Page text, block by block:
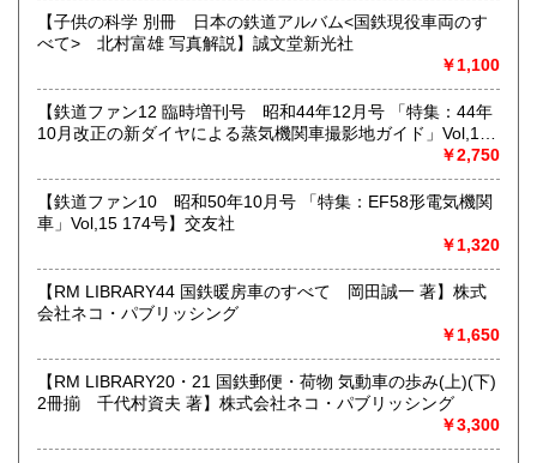
取り扱い分野
近代文献、趣味、サブカルチャー、古書一般（その他）
【子供の科学 別冊 日本の鉄道アルバム<国鉄現役車両のす
べて> 北村富雄 写真解説】誠文堂新光社
￥1,100
【鉄道ファン12 臨時増刊号 昭和44年12月号 「特集：44年
10月改正の新ダイヤによる蒸気機関車撮影地ガイド」Vol,19
￥2,750
【鉄道ファン10 昭和50年10月号 「特集：EF58形電気機関
車」Vol,15 174号】交友社
￥1,320
【RM LIBRARY44 国鉄暖房車のすべて 岡田誠一 著】株式
会社ネコ・パブリッシング
￥1,650
【RM LIBRARY20・21 国鉄郵便・荷物 気動車の歩み(上)(下)
2冊揃 千代村資夫 著】株式会社ネコ・パブリッシング
￥3,300